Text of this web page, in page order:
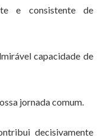
e consistente de
capacidade de
jornada comum.
decisivamente